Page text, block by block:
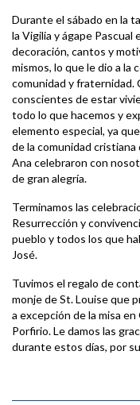
Durante el sábado en la
la Vigilia y ágape Pascual
decoración, cantos y
mismos, lo que le dio a
comunidad y fraternidad.
conscientes de estar
todo lo que hacemos y
elemento especial, ya
de la comunidad cristiana
Ana celebraron con
de gran alegría.
Terminamos las
Resurrección y
pueblo y todos los que
José.
Tuvimos el regalo de
monje de St. Louise que
a excepción de la misa
Porfirio. Le damos las
durante estos días, por